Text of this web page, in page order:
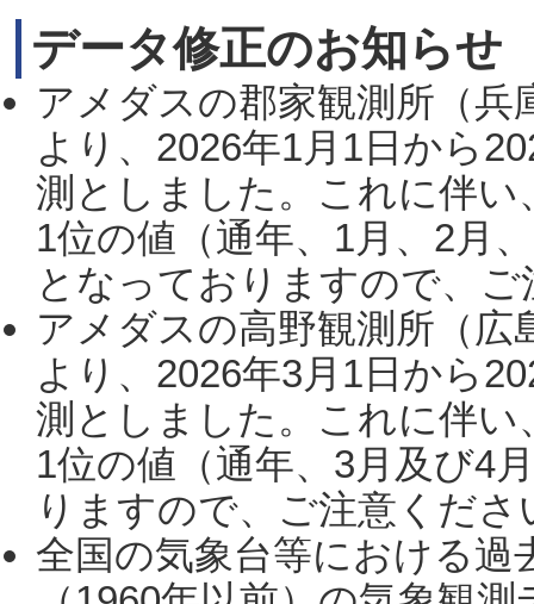
データ修正のお知らせ
アメダスの郡家観測所（
より、2026年1月1日から
測としました。これに伴い
1位の値（通年、1月、2月
となっておりますので、
アメダスの高野観測所（
より、2026年3月1日から
測としました。これに伴い
1位の値（通年、3月及び4
りますので、ご注意くだ
全国の気象台等における過